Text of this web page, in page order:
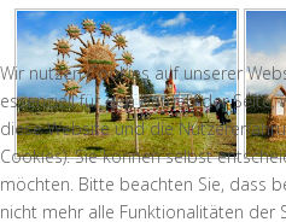
Wir nutzen Cookies auf unserer
essenziell für den Betrieb der Seite,
diese Website und die
Cookies). Sie können selbst
möchten. Bitte beachten Sie, dass
nicht mehr alle Funktionalitäten der